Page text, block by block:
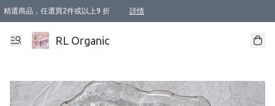
精選商品，任選買2件或以上9 折 詳情
XI周年優惠【新品自由選2件88折/3件85折】
XI周年優惠【Chakra 脈輪平衡自由選2件9折/3件85折/5件8折】
Florame 肌底自由選 2支9折 3支85折
XI周年優惠【蟲蟲退散 · 防衛結界﹞系列2件9折】
Sunki 任選2件95折
BIOFFICINA TOSCANA 任選2支9折 3支85折
Lamav 任選1件9折 2件85折
Mukti Organics 指定產品任選1件9折, 2件88折 3件85折
Intelligent Nutrients Skincare 任選2件9折
deodorant 任選2件88折
化妝品 任選2件95折
XI周年優惠【身心靈單品 任選2件9折/3件85折/5件8折】
XI周年優惠 【精油/香水 任選2件9折/3件85折/5件8折】
XI周年優惠【「關節到肌膚」全效養護 BODY OIL 組2件88折/3件85折】
XI周年優惠【夏日有機物理防曬套裝2件88折】
XI周年優惠【夏日潔面隨意選2件88折/3件85折】
XI周年優惠【逆齡奇蹟抗氧 11 自由選2件88折/3件85折/4件或以上8折】
新會員首次購物即享全單 95 折優惠！
成為VIP / VVIP 可享有生日月現金扣減獎賞優惠 !! 記得去賬户資料填上生日日期啦 !
選用順豐速運，滿$500 免運費
本地速遞 京東 送住宅/ 工商地址 $400 免運費
澳門訂單選用順豐速運，滿$800 免運費
RL Organic